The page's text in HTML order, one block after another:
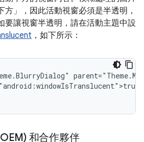
」
，因此活動視窗必須是半透明，
要讓視窗半透明，請在活動主題中設
，如下所示：
和合作夥伴